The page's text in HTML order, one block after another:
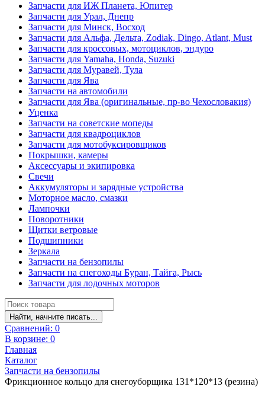
Запчасти для ИЖ Планета, Юпитер
Запчасти для Урал, Днепр
Запчасти для Минск, Восход
Запчасти для Альфа, Дельта, Zodiak, Dingo, Atlant, Must
Запчасти для кроссовых, мотоциклов, эндуро
Запчасти для Yamaha, Honda, Suzuki
Запчасти для Муравей, Тула
Запчасти для Ява
Запчасти на автомобили
Запчасти для Ява (оригинальные, пр-во Чехословакия)
Уценка
Запчасти на советские мопеды
Запчасти для квадроциклов
Запчасти для мотобуксировщиков
Покрышки, камеры
Аксессуары и экипировка
Свечи
Аккумуляторы и зарядные устройства
Моторное масло, смазки
Лампочки
Поворотники
Щитки ветровые
Подшипники
Зеркала
Запчасти на бензопилы
Запчасти на снегоходы Буран, Тайга, Рысь
Запчасти для лодочных моторов
Найти, начните писать...
Сравнений: 0
В корзине: 0
Главная
Каталог
Запчасти на бензопилы
Фрикционное кольцо для снегоуборщика 131*120*13 (резина)